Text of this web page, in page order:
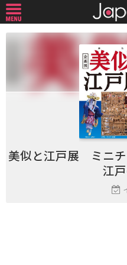
美似と江戸展 ミニチ
江